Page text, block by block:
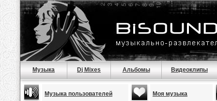
Музыка Dj Mixes Альбомы Видеоклипы
Музыка пользователей Моя музыка